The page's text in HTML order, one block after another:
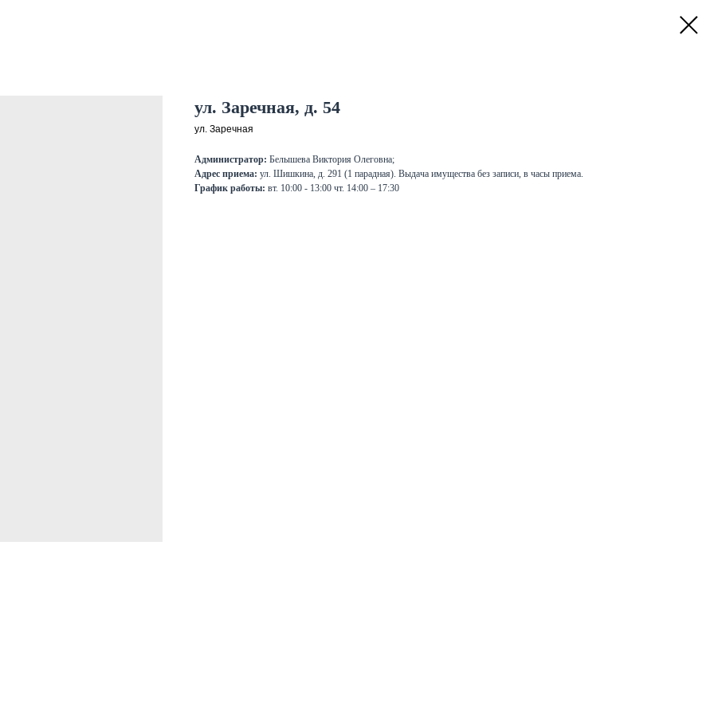
ул. Заречная, д. 54
ул. Заречная
Администратор: Белышева Виктория Олеговна;
Адрес приема: ул. Шишкина, д. 291 (1 парадная). Выдача имущества без записи, в часы приема.
График работы: вт. 10:00 - 13:00 чт. 14:00 – 17:30